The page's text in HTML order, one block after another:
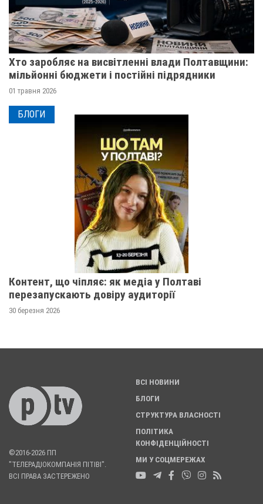
Хто заробляє на висвітленні влади Полтавщини:
мільйонні бюджети і постійні підрядники
01 травня 2026
БЛОГИ
Контент, що чіпляє: як медіа у Полтаві
перезапускають довіру аудиторії
30 березня 2026
©2016-2026 ПП
"ТЕЛЕРАДІОКОМПАНІЯ ПІТІВІ".
ВСІ ПРАВА ЗАСТЕРЕЖЕНО
ВСІ НОВИНИ
БЛОГИ
СТРУКТУРА ВЛАСНОСТІ
ПОЛІТИКА
КОНФІДЕНЦІЙНОСТІ
МИ У СОЦМЕРЕЖАХ